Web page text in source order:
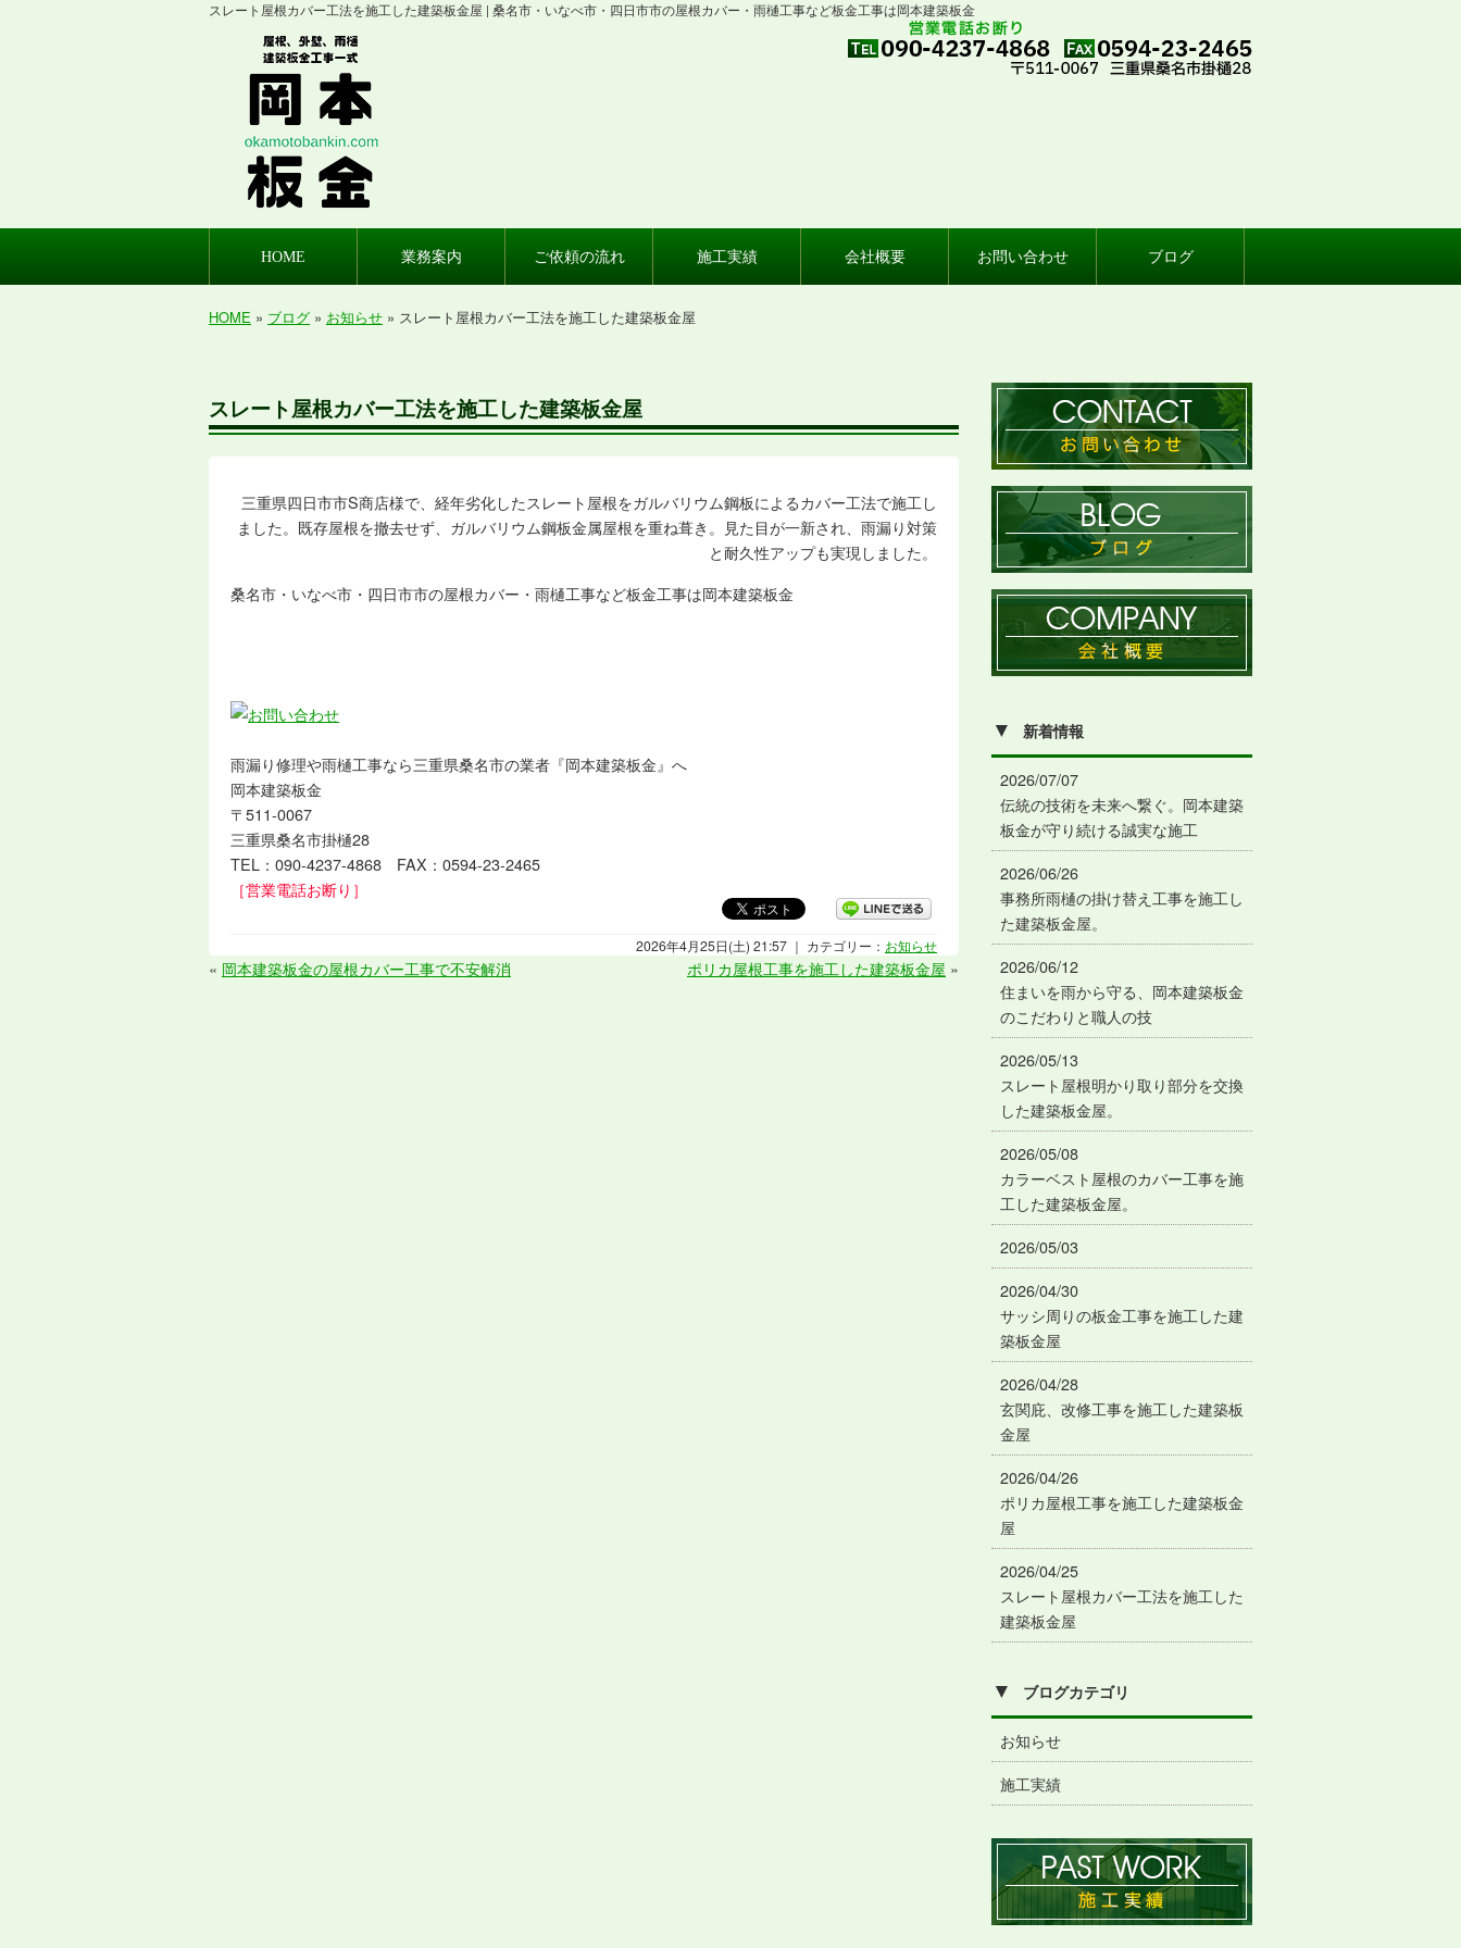
スレート屋根カバー工法を施工した建築板金屋 | 桑名市・いなべ市・四日市市の屋根カバー・雨樋工事など板金工事は岡本建築板金
HOME 業務案内 ご依頼の流れ 施工実績 会社概要 お問い合わせ ブログ
HOME » ブログ » お知らせ » スレート屋根カバー工法を施工した建築板金屋
スレート屋根カバー工法を施工した建築板金屋
三重県四日市市S商店様で、経年劣化したスレート屋根をガルバリウム鋼板によるカバー工法で施工し
ました。既存屋根を撤去せず、ガルバリウム鋼板金属屋根を重ね葺き。見た目が一新され、雨漏り対策
と耐久性アップも実現しました。
桑名市・いなべ市・四日市市の屋根カバー・雨樋工事など板金工事は岡本建築板金
雨漏り修理や雨樋工事なら三重県桑名市の業者『岡本建築板金』へ
岡本建築板金
〒511-0067
三重県桑名市掛樋28
TEL：090-4237-4868 FAX：0594-23-2465
［営業電話お断り］
2026年4月25日(土) 21:57 ｜ カテゴリー： お知らせ
« 岡本建築板金の屋根カバー工事で不安解消 ポリカ屋根工事を施工した建築板金屋 »
▼ 新着情報
2026/07/07
伝統の技術を未来へ繋ぐ。岡本建築
板金が守り続ける誠実な施工
2026/06/26
事務所雨樋の掛け替え工事を施工し
た建築板金屋。
2026/06/12
住まいを雨から守る、岡本建築板金
のこだわりと職人の技
2026/05/13
スレート屋根明かり取り部分を交換
した建築板金屋。
2026/05/08
カラーベスト屋根のカバー工事を施
工した建築板金屋。
2026/05/03
2026/04/30
サッシ周りの板金工事を施工した建
築板金屋
2026/04/28
玄関庇、改修工事を施工した建築板
金屋
2026/04/26
ポリカ屋根工事を施工した建築板金
屋
2026/04/25
スレート屋根カバー工法を施工した
建築板金屋
▼ ブログカテゴリ
お知らせ
施工実績